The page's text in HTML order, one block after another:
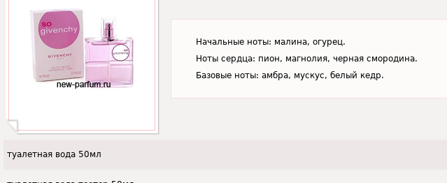
Начальные ноты: малина, огурец.
Ноты сердца: пион, магнолия, черная смородина.
Базовые ноты: амбра, мускус, белый кедр.
туалетная вода 50мл